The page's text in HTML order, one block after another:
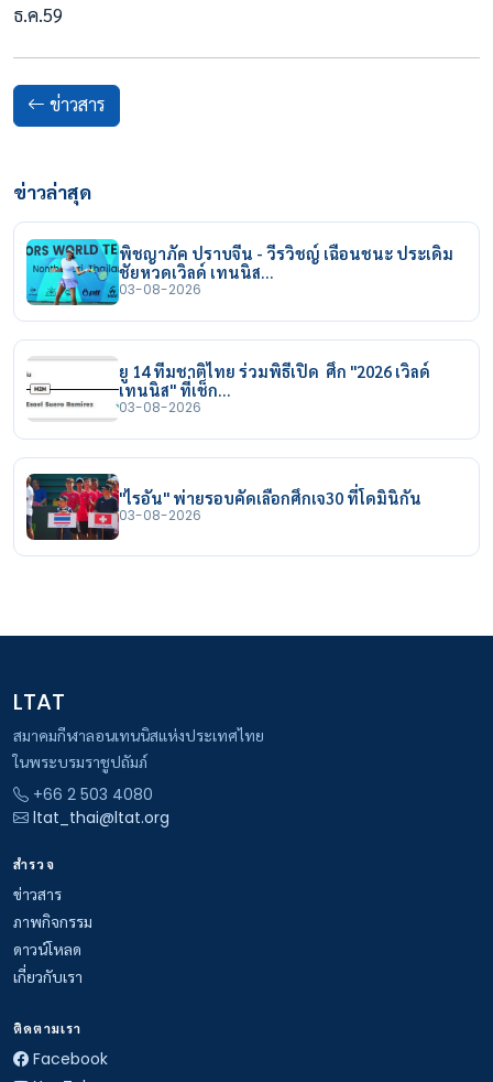
ธ.ค.59
ข่าวสาร
ข่าวล่าสุด
พิชญาภัค ปราบจีน - วีรวิชญ์ เฉือนชนะ ประเดิม
ชัยหวดเวิลด์ เทนนิส…
03-08-2026
ยู 14 ทีมชาติไทย ร่วมพิธีเปิด ศึก "2026 เวิลด์
เทนนิส" ที่เช็ก…
03-08-2026
"ไรอัน" พ่ายรอบคัดเลือกศึกเจ30 ที่โดมินิกัน
03-08-2026
LTAT
สมาคมกีฬาลอนเทนนิสแห่งประเทศไทย
ในพระบรมราชูปถัมภ์
+66 2 503 4080
ltat_thai@ltat.org
สำรวจ
ข่าวสาร
ภาพกิจกรรม
ดาวน์โหลด
เกี่ยวกับเรา
ติดตามเรา
Facebook